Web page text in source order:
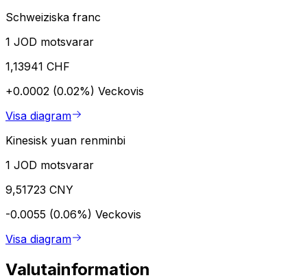
Schweiziska franc
1 JOD motsvarar
1,13941 CHF
+0.0002 (0.02%) Veckovis
Visa diagram
Kinesisk yuan renminbi
1 JOD motsvarar
9,51723 CNY
-0.0055 (0.06%) Veckovis
Visa diagram
Valutainformation